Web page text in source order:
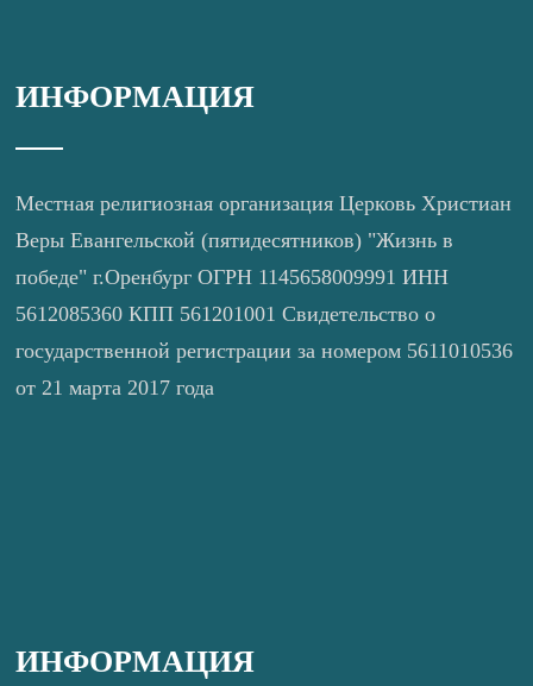
ИНФОРМАЦИЯ
Местная религиозная организация Церковь Христиан
Веры Евангельской (пятидесятников) "Жизнь в
победе" г.Оренбург ОГРН 1145658009991 ИНН
5612085360 КПП 561201001 Свидетельство о
государственной регистрации за номером 5611010536
от 21 марта 2017 года
ИНФОРМАЦИЯ